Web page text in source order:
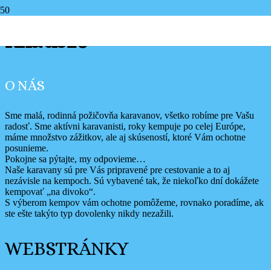
knaus10
O NÁS
Sme malá, rodinná požičovňa karavanov, všetko robíme pre Vašu
radosť. Sme aktívni karavanisti, roky kempuje po celej Európe,
máme množstvo zážitkov, ale aj skúseností, ktoré Vám ochotne
posunieme.
Pokojne sa pýtajte, my odpovieme…
Naše karavany sú pre Vás pripravené pre cestovanie a to aj
nezávisle na kempoch. Sú vybavené tak, že niekoľko dní dokážete
kempovať „na divoko“.
S výberom kempov vám ochotne pomôžeme, rovnako poradíme, ak
ste ešte takýto typ dovolenky nikdy nezažili.
WEBSTRÁNKY